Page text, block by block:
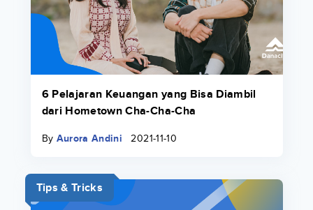
6 Pelajaran Keuangan yang Bisa Diambil
dari Hometown Cha-Cha-Cha
By Aurora Andini 2021-11-10
Tips & Tricks